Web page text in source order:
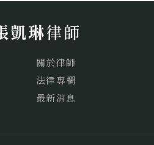
關於律師
法律專欄
最新消息